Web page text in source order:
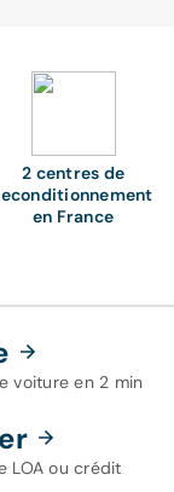
2 centres de
en France
voiture en 2 min
LOA ou crédit